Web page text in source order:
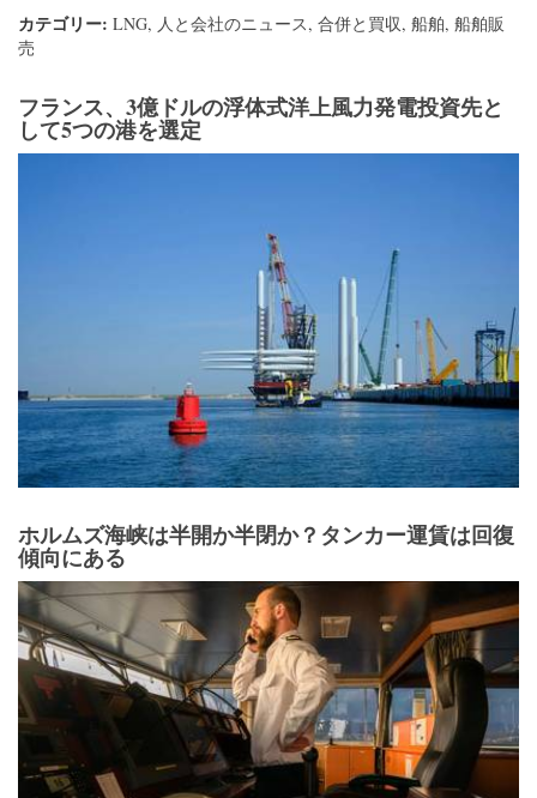
カテゴリー: LNG, 人と会社のニュース, 合併と買収, 船舶, 船舶販
売
フランス、3億ドルの浮体式洋上風力発電投資先と
して5つの港を選定
ホルムズ海峡は半開か半閉か？タンカー運賃は回復
傾向にある